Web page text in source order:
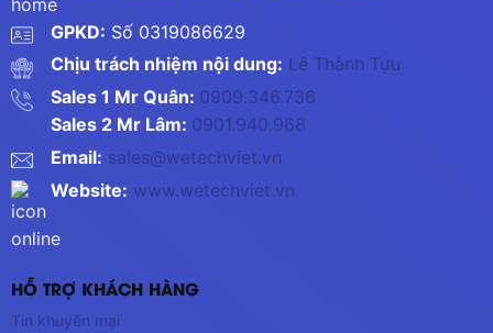
GPKD: Số 0319086629
Chịu trách nhiệm nội dung: Lê Thành Tựu
Sales 1 Mr Quân: 0909.346.736
Sales 2 Mr Lâm: 0901.940.968
Email: sales@wetechviet.vn
Website: www.wetechviet.vn
HỖ TRỢ KHÁCH HÀNG
Tin khuyến mại